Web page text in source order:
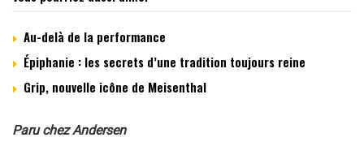
Au-delà de la performance
Épiphanie : les secrets d’une tradition toujours reine
Grip, nouvelle icône de Meisenthal
Paru chez Andersen